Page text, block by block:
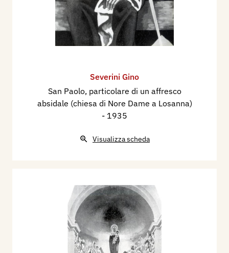
Severini Gino
San Paolo, particolare di un affresco
absidale (chiesa di Nore Dame a Losanna)
- 1935
Visualizza scheda